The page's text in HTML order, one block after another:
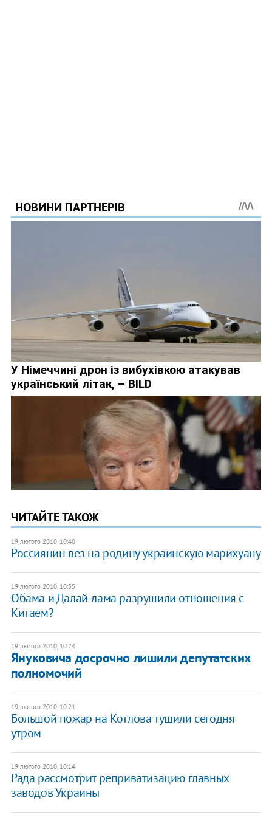
ЧИТАЙТЕ ТАКОЖ
19 лютого 2010, 10:40
Россиянин вез на родину украинскую марихуану
19 лютого 2010, 10:35
Обама и Далай-лама разрушили отношения с
Китаем?
19 лютого 2010, 10:24
Януковича досрочно лишили депутатских
полномочий
19 лютого 2010, 10:21
Большой пожар на Котлова тушили сегодня
утром
19 лютого 2010, 10:14
Рада рассмотрит реприватизацию главных
заводов Украины